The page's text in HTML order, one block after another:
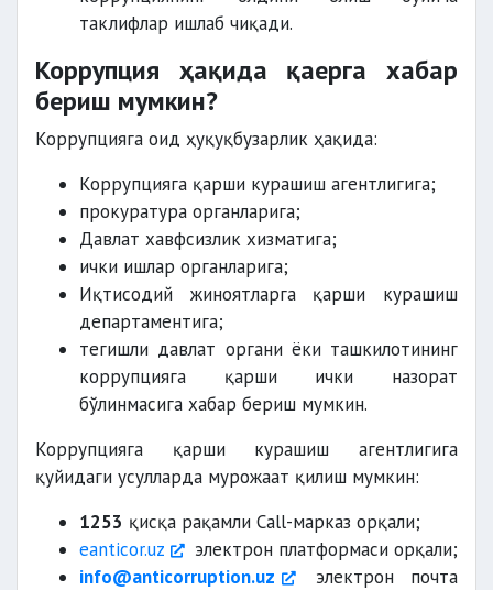
таклифлар ишлаб чиқади.
Коррупция ҳақида қаерга хабар
бериш мумкин?
Коррупцияга оид ҳуқуқбузарлик ҳақида:
Коррупцияга қарши курашиш агентлигига;
прокуратура органларига;
Давлат хавфсизлик хизматига;
ички ишлар органларига;
Иқтисодий жиноятларга қарши курашиш
департаментига;
тегишли давлат органи ёки ташкилотининг
коррупцияга қарши ички назорат
бўлинмасига хабар бериш мумкин.
Коррупцияга қарши курашиш агентлигига
қуйидаги усулларда мурожаат қилиш мумкин:
1253 қисқа рақамли Call-марказ орқали;
eanticor.uz
электрон платформаси орқали;
info@anticorruption.uz
электрон почта